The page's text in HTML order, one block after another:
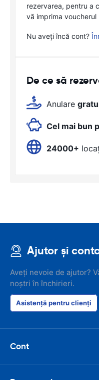
rezervarea, pentru a
vă imprima voucherul
Nu aveți încă cont?
De ce să
Anulare
Cel mai bun
24000+
Ajutor și
Aveți nevoie de ajutor?
noștri în închirieri.
Asistență pentru clienți
Cont